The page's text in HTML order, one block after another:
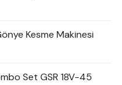
Kesme Makinesi
Set GSR 18V-45